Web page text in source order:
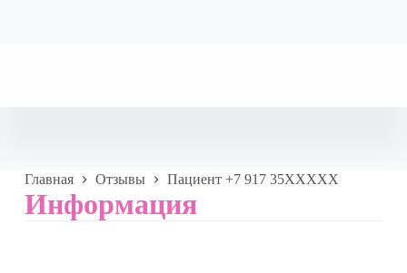
Главная Отзывы Пациент +7 917 35XXXXX
Информация